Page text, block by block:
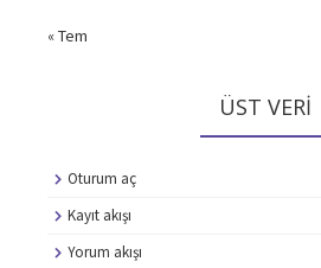
« Tem
ÜST VERI
Oturum aç
Kayıt akışı
Yorum akışı